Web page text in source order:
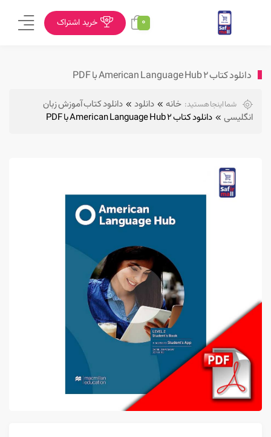
0 خرید اشتراک
دانلود کتاب American Language Hub 2 با PDF
شما اینجا هستید: خانه دانلود
دانلود کتاب آموزش زبان
انگلیسی
دانلود کتاب American Language Hub 2 با PDF